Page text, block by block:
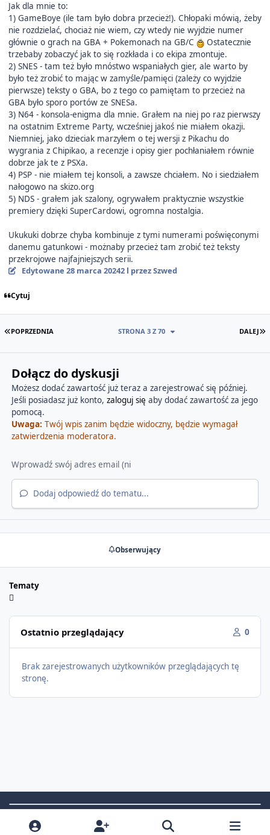
Jak dla mnie to:
1) GameBoye (ile tam było dobra przecież!). Chłopaki mówią, żeby
nie rozdzielać, chociaż nie wiem, czy wtedy nie wyjdzie numer
głównie o grach na GBA + Pokemonach na GB/C
Ostatecznie
trzebaby zobaczyć jak to się rozkłada i co ekipa zmontuje.
2) SNES - tam też było mnóstwo wspaniałych gier, ale warto by
było też zrobić to mając w zamyśle/pamięci (zależy co wyjdzie
pierwsze) teksty o GBA, bo z tego co pamiętam to przecież na
GBA było sporo portów ze SNESa.
3) N64 - konsola-enigma dla mnie. Grałem na niej po raz pierwszy
na ostatnim Extreme Party, wcześniej jakoś nie miałem okazji.
Niemniej, jako dzieciak marzyłem o tej wersji z Pikachu do
wygrania z Chipikao, a recenzje i opisy gier pochłaniałem równie
dobrze jak te z PSXa.
4) PSP - nie miałem tej konsoli, a zawsze chciałem. No i siedziałem
nałogowo na skizo.org
5) NDS - grałem jak szalony, ogrywałem praktycznie wszystkie
premiery dzięki SuperCardowi, ogromna nostalgia.
Ukukuki dobrze chyba kombinuje z tymi numerami poświęconymi
danemu gatunkowi - możnaby przecież tam zrobić też teksty
przekrojowe najfajniejszych serii.
Edytowane 28 marca 20242 l przez Szwed
Cytuj
PIERWSZA STRONA
POPRZEDNIA DALEJ
STRONA 3 Z 70
Dołącz do dyskusji
Możesz dodać zawartość już teraz a zarejestrować się później.
Jeśli posiadasz już konto, zaloguj się aby dodać zawartość za jego
pomocą.
Uwaga: Twój wpis zanim będzie widoczny, będzie wymagał
zatwierdzenia moderatora.
Dodaj odpowiedź do tematu...
Obserwujący
Tematy
Ostatnio przeglądający 0
Brak zarejestrowanych użytkowników przeglądających tę
stronę.
Light ModeDark ModeSystem Preference t